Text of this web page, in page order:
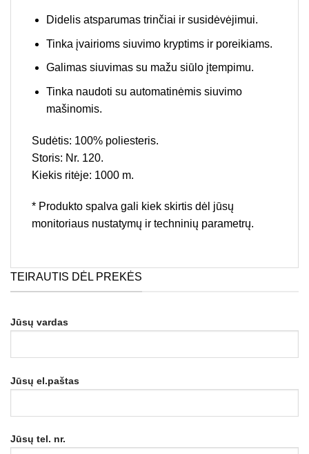
Didelis atsparumas trinčiai ir susidėvėjimui.
Tinka įvairioms siuvimo kryptims ir poreikiams.
Galimas siuvimas su mažu siūlo įtempimu.
Tinka naudoti su automatinėmis siuvimo
mašinomis.
Sudėtis: 100% poliesteris.
Storis: Nr. 120.
Kiekis ritėje: 1000 m.
* Produkto spalva gali kiek skirtis dėl jūsų
monitoriaus nustatymų ir techninių parametrų.
TEIRAUTIS DĖL PREKĖS
Jūsų vardas
Jūsų el.paštas
Jūsų tel. nr.